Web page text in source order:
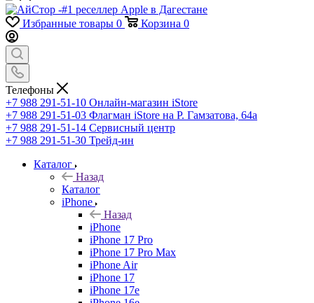
Избранные товары 0 Корзина 0
Телефоны
+7 988 291-51-10 Онлайн-магазин iStore
+7 988 291-51-03 Флагман iStore на Р. Гамзатова, 64а
+7 988 291-51-14 Сервисный центр
+7 988 291-51-30 Трейд-ин
Каталог
Назад
Каталог
iPhone
Назад
iPhone
iPhone 17 Pro
iPhone 17 Pro Max
iPhone Air
iPhone 17
iPhone 17e